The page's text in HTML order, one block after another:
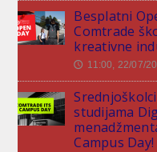
Besplatni
Comtrade
kreativne
🕔 11:00, 22/07/
studijama
Campus Day!